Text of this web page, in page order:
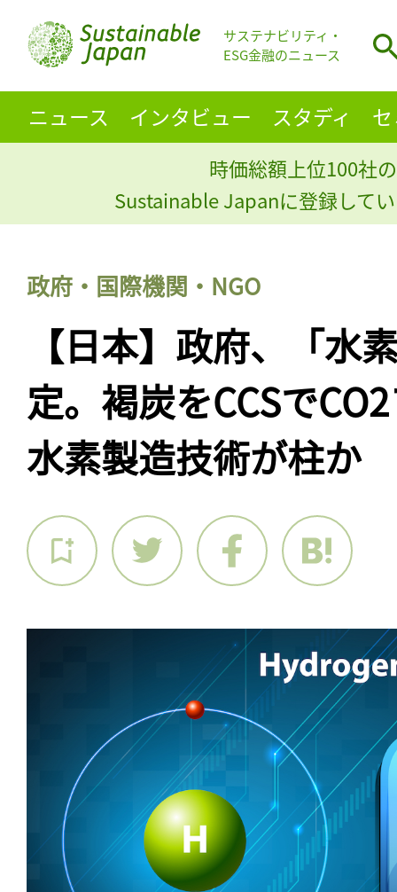
サステナビリティ・
ESG金融のニュース
ニュース インタビュー スタディ
時価総額上位100社
Sustainable Japanに登録して
政府・国際機関・NGO
【日本】政府、「水
定。褐炭をCCSで
水素製造技術が柱か